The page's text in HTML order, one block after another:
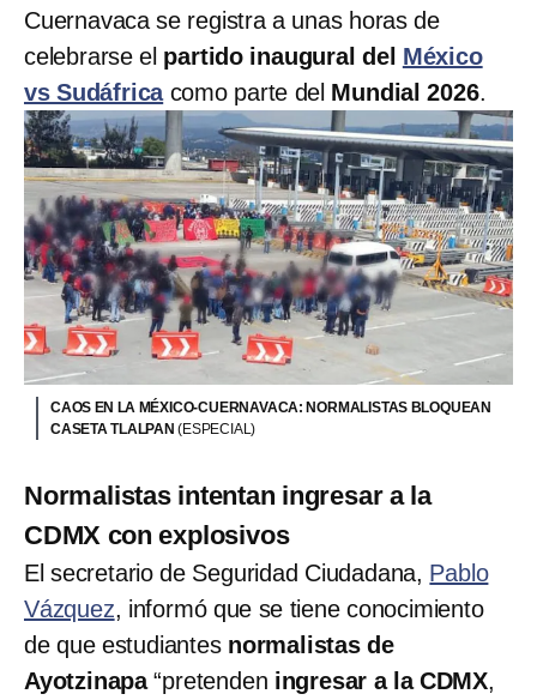
Cuernavaca se registra a unas horas de
celebrarse el partido inaugural del México
vs Sudáfricacomo parte del Mundial 2026.
CAOS EN LA MÉXICO-CUERNAVACA: NORMALISTAS BLOQUEAN
CASETA TLALPAN(ESPECIAL)
Normalistas intentan ingresar a la
CDMX con explosivos
El secretario de Seguridad Ciudadana, Pablo
Vázquez, informó que se tiene conocimiento
de que estudiantes normalistas de
Ayotzinapa“pretenden ingresar a la CDMX,